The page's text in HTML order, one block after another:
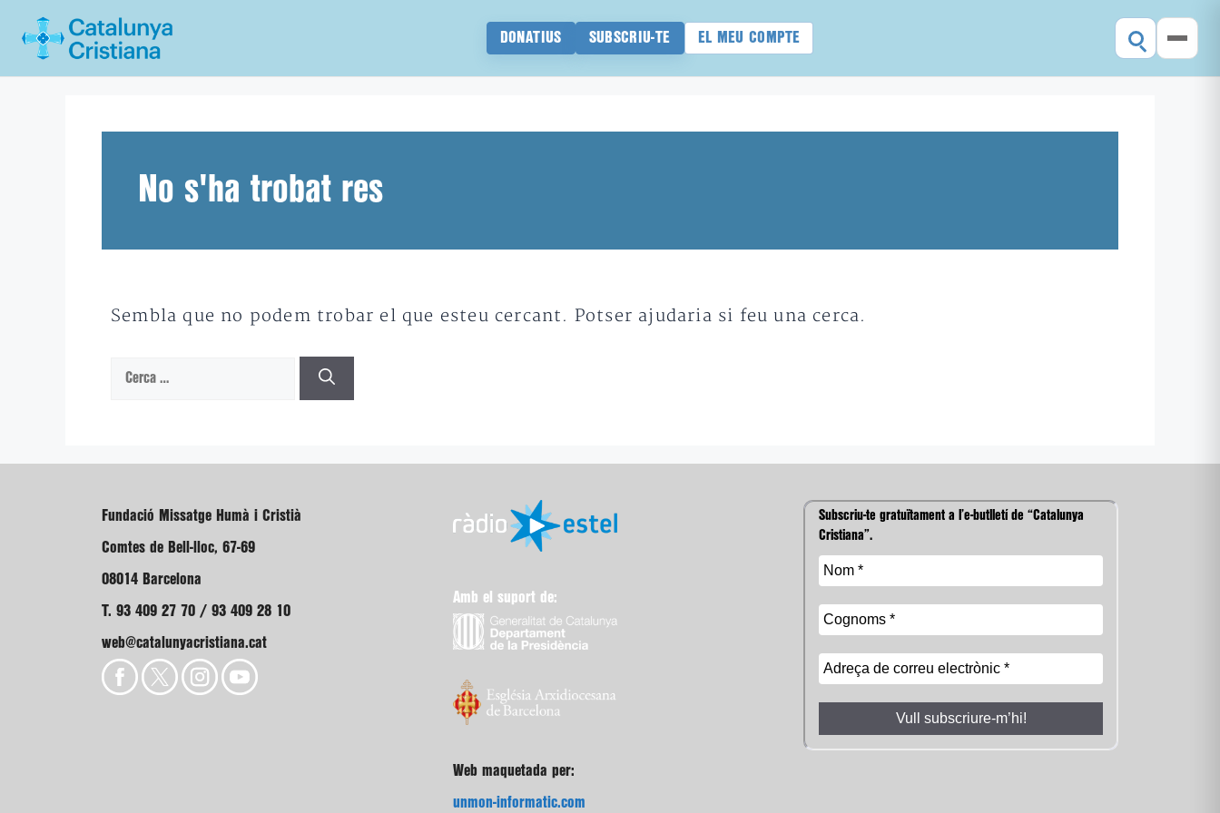
DONATIUS SUBSCRIU-TE EL MEU COMPTE
No s'ha trobat res
Sembla que no podem trobar el que esteu cercant. Potser ajudaria si feu una cerca.
Cerca:
Fundació Missatge Humà i Cristià
Comtes de Bell-lloc, 67-69
08014 Barcelona
T. 93 409 27 70 / 93 409 28 10
web@catalunyacristiana.cat
Amb el suport de:
Web maquetada per:
unmon-informatic.com
Subscriu-te gratuïtament a l’e-butlletí de “Catalunya
Cristiana”.